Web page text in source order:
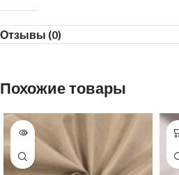
Отзывы (0)
Похожие товары